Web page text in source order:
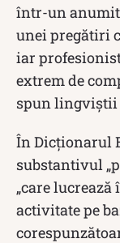
într-un anumit
unei pregătiri
iar
extrem de
spun lingviştii
În Dicționarul
substantivul
„care
activitate pe